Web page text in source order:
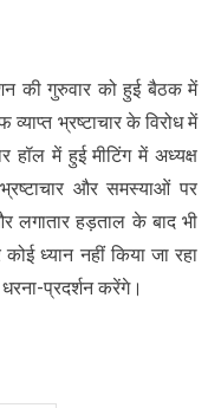
की गुरुवार को हुई बैठक में
भ्रष्टाचार के विरोध में
हॉल में हुई मीटिंग में अध्यक्ष
और समस्याओं पर
हड़ताल के बाद भी
ध्यान नहीं किया जा रहा
प्रदर्शन करेंगे।